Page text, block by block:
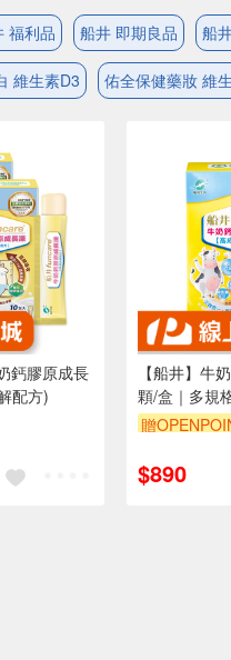
福利品 船井 即期良品 船
維生素D3 佑全保健藥妝 維
鈣膠原成長
配方)
【船井】牛
顆/盒｜多規
贈
$890